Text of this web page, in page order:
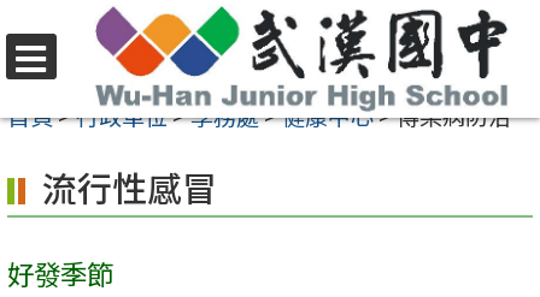
至
內
容
區
選
單
首頁>行政單位>學務處>健康中心>傳染病防治
流行性感冒
好發季節